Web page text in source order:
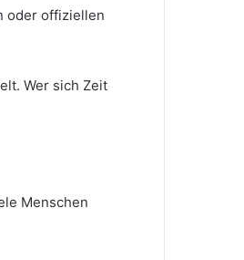
oder offiziellen
Wer sich Zeit
Menschen